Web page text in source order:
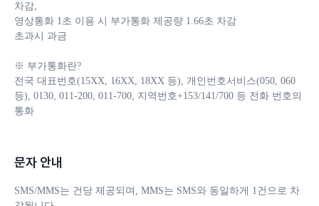
차감,
영상통화 1초 이용 시 부가통화 제공량 1.66초 차감
초과시 과금
※ 부가통화란?
전국 대표번호(15XX, 16XX, 18XX 등), 개인번호서비스(050, 060
등), 0130, 011-200, 011-700, 지역번호+153/141/700 등 전화 번호의
통화
문자 안내
SMS/MMS는 건당 제공되며, MMS는 SMS와 동일하게 1건으로 차